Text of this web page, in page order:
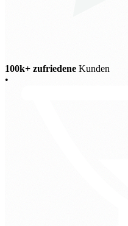
100k+ zufriedene Kunden
•